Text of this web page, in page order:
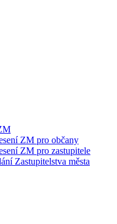
ZM pro občany
ZM pro zastupitele
Zastupitelstva města